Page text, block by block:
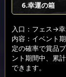
6.幸運の箱
入口：フェス→幸
内容：イベント
定の確率で賞品
ント期間中、累
できます。